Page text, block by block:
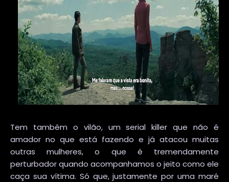
Tem também o vilão, um serial killer que não é
amador no que está fazendo e já atacou muitas
outras mulheres, o que é tremendamente
perturbador quando acompanhamos o jeito como ele
caça sua vítima. Só que, justamente por uma maré